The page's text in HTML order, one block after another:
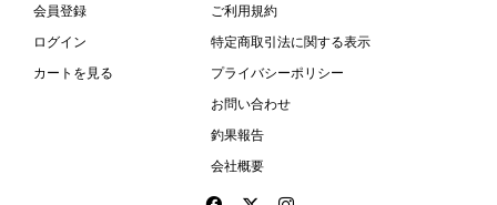
会員登録
ログイン
カートを見る
ご利用規約
特定商取引法に関する表示
プライバシーポリシー
お問い合わせ
釣果報告
会社概要